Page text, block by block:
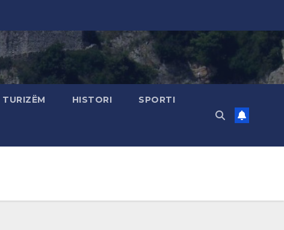
TURIZËM HISTORI SPORTI